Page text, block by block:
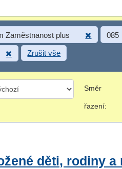
Zaměstnanost plus 085
Zrušit vše
Směr
řazení:
děti, rodiny a